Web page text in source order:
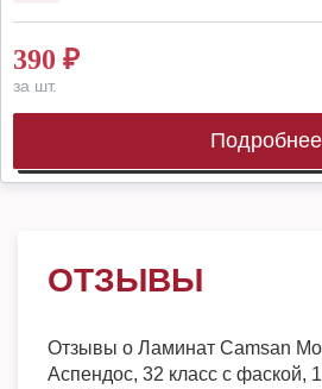
390 ₽
за шт.
Подробнее
ОТЗЫВЫ
Отзывы о Ламинат Camsan
Аспендос, 32 класс с фаской,